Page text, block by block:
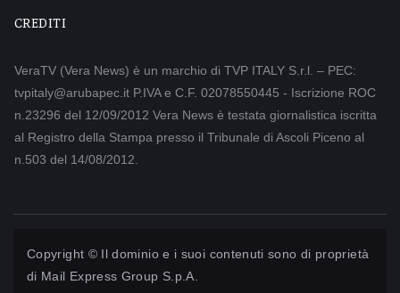
CREDITI
VeraTV (Vera News) è un marchio di TVP ITALY S.r.l. – PEC:
tvpitaly@arubapec.it P.IVA e C.F. 02078550445 - Iscrizione ROC
n.23296 del 12/09/2012 Vera News è testata giornalistica iscritta
al Registro della Stampa presso il Tribunale di Ascoli Piceno al
n.503 del 14/08/2012.
Copyright © Il dominio e i suoi contenuti sono di proprietà
di Mail Express Group S.p.A.